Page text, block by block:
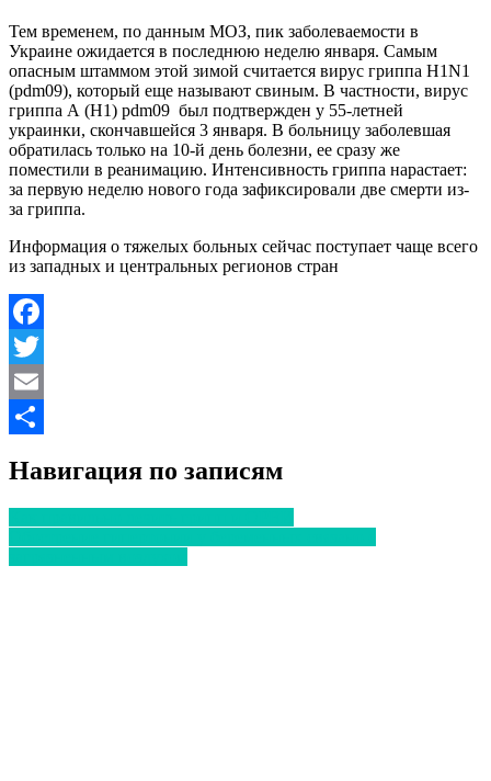
Тем временем, по данным МОЗ, пик заболеваемости в
Украине ожидается в последнюю неделю января. Самым
опасным штаммом этой зимой считается вирус гриппа H1N1
(pdm09), который еще называют свиным. В частности, вирус
гриппа А (H1) pdm09 был подтвержден у 55-летней
украинки, скончавшейся 3 января. В больницу заболевшая
обратилась только на 10-й день болезни, ее сразу же
поместили в реанимацию. Интенсивность гриппа нарастает:
за первую неделю нового года зафиксировали две смерти из-
за гриппа.
Информация о тяжелых больных сейчас поступает чаще всего
из западных и центральных регионов стран
Facebook
Twitter
Email
Навигация по записям